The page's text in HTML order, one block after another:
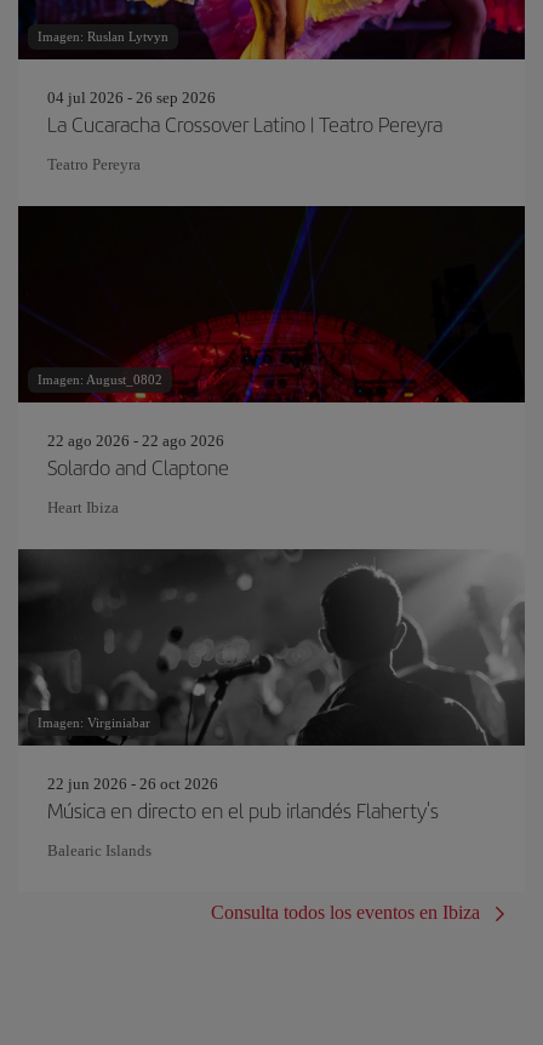
Imagen: Ruslan Lytvyn
04 jul 2026 - 26 sep 2026
La Cucaracha Crossover Latino | Teatro Pereyra
Teatro Pereyra
Imagen: August_0802
22 ago 2026 - 22 ago 2026
Solardo and Claptone
Heart Ibiza
Imagen: Virginiabar
22 jun 2026 - 26 oct 2026
Música en directo en el pub irlandés Flaherty's
Balearic Islands
Consulta todos los eventos en Ibiza